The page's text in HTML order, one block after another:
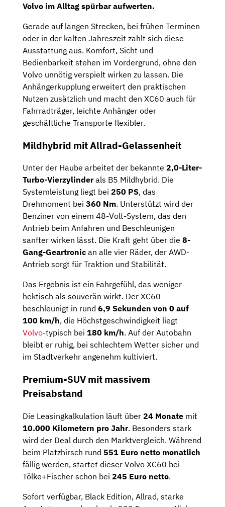
Volvo im Alltag spürbar aufwerten.
Gerade auf langen Strecken, bei frühen Terminen
oder in der kalten Jahreszeit zahlt sich diese
Ausstattung aus. Komfort, Sicht und
Bedienbarkeit stehen im Vordergrund, ohne den
Volvo unnötig verspielt wirken zu lassen. Die
Anhängerkupplung erweitert den praktischen
Nutzen zusätzlich und macht den XC60 auch für
Fahrradträger, leichte Anhänger oder
geschäftliche Transporte flexibler.
Mildhybrid mit Allrad-Gelassenheit
Unter der Haube arbeitet der bekannte 2,0-Liter-
Turbo-Vierzylinderals B5 Mildhybrid. Die
Systemleistung liegt bei 250 PS, das
Drehmoment bei 360 Nm. Unterstützt wird der
Benziner von einem 48-Volt-System, das den
Antrieb beim Anfahren und Beschleunigen
sanfter wirken lässt. Die Kraft geht über die 8-
Gang-Geartronic an alle vier Räder, der AWD-
Antrieb sorgt für Traktion und Stabilität.
Das Ergebnis ist ein Fahrgefühl, das weniger
hektisch als souverän wirkt. Der XC60
beschleunigt in rund 6,9 Sekunden von 0 auf
100 km/h, die Höchstgeschwindigkeit liegt
Volvo-typisch bei 180 km/h. Auf der Autobahn
bleibt er ruhig, bei schlechtem Wetter sicher und
im Stadtverkehr angenehm kultiviert.
Premium-SUV mit massivem
Preisabstand
Die Leasingkalkulation läuft über 24 Monate mit
10.000 Kilometern pro Jahr. Besonders stark
wird der Deal durch den Marktvergleich. Während
beim Platzhirsch rund 551 Euro netto monatlich
fällig werden, startet dieser Volvo XC60 bei
Tölke+Fischer schon bei 245 Euro netto.
Sofort verfügbar, Black Edition, Allrad, starke